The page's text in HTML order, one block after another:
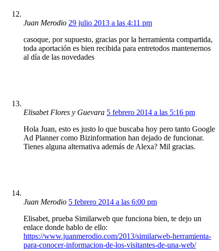
Juan Merodio 29 julio 2013 a las 4:11 pm
casoque, por supuesto, gracias por la herramienta compartida,
toda aportación es bien recibida para entretodos mantenernos
al día de las novedades
Elisabet Flores y Guevara 5 febrero 2014 a las 5:16 pm
Hola Juan, esto es justo lo que buscaba hoy pero tanto Google
Ad Planner como Bizinformation han dejado de funcionar.
Tienes alguna alternativa además de Alexa? Mil gracias.
Juan Merodio 5 febrero 2014 a las 6:00 pm
Elisabet, prueba Similarweb que funciona bien, te dejo un
enlace donde hablo de ello:
https://www.juanmerodio.com/2013/similarweb-herramienta-
para-conocer-informacion-de-los-visitantes-de-una-web/